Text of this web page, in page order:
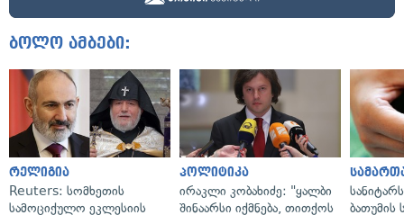
ბოლო ამბები:
რელიგია
Reuters: სომხეთის
სამოციქულო ეკლესიის
პოლიტიკა
ირაკლი კობახიძე: "ყალბი
შინაარსი იქმნება, თითქოს
ბათუმის